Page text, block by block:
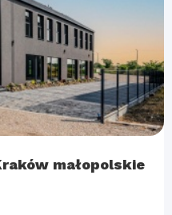
małopolskie